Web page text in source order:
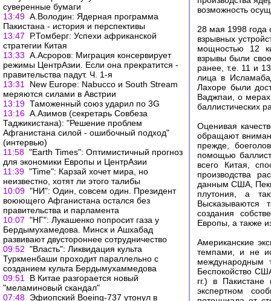
суверенные бумаги
13:49 А.Володин: Ядерная программа
Пакистана - история и перспективы
13:47
Р.Томберг: Успехи африканской
стратегии Китая
13:33 А.Асроров: Миграция консервирует
режимы ЦентрАзии. Если она прекратится -
правительства падут. Ч. 1-я
13:31
New Europe: Nabucco и South Stream
меряются силами в Австрии
13:19 Таможенный союз ударил по 3G
13:16 А.Азимов (секретарь Совбеза
Таджикистана): "Решение проблем
Афганистана силой - ошибочный подход"
(интервью)
11:58 "Earth Times": Оптимистичный прогноз
для экономики Европы и ЦентрАзии
11:39 "Time": Карзай хочет мира, но
неизвестно, хотят ли этого талибы
10:09 "НИ": Один, совсем один. Президент
воюющего Афганистана остался без
правительства и парламента
10:07 "НГ": Лукашенко попросит газа у
Бердымухамедова. Минск и Ашхабад
развивают двустороннее сотрудничество
09:52 "Власть": Ликвидация культа
Туркменбаши проходит параллельно с
созданием культа Бердымухаммедова
09:51
В Китае разгорается новый
"меламиновый скандал"
07:48 Эфиопский Boeing-737 утонул в
возможность
28 мая 1998
взрывных
мощностью 12
взрывы были
ранее, т.е. 11 и
лица в
Лахоре были
Ваджпаи, о
баллистических
Оценивая
обращают
прежде,
помощью
всего Китая,
производства
данным США,
плутония, а
Высказываются
создания
Европы, а также
Американские
темпами, и не
международным
Беспокойство
гг.) в
экспертном